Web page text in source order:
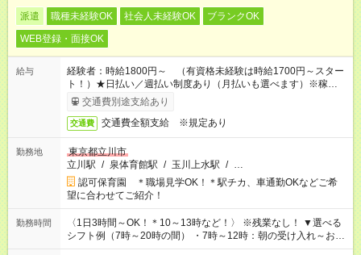
派遣 職種未経験OK 社会人未経験OK
ブランクOK
WEB登録・面接OK
給与
経験者：時給1800円～ （有資格未経験は時給1700円～スター
ト！）★日払い／週払い制度あり（月払いも選べます）※稼働開
始時は手続き完了次第のお支払いとなります★フルタイムできる
方は100円アップ！
交通費別途支給あり
交通費 交通費全額支給 ※規定あり
勤務地
東京都立川市
立川駅 / 泉体育館駅 / 玉川上水駅 / …
認可保育園 ＊職場見学OK！＊駅チカ、車通勤OKなどご希
望に合わせてご紹介！
勤務時間
〈1日3時間～OK！＊10～13時など！〉 ※残業なし！ ▼選べる
シフト例（7時～20時の間） ・7時～12時：朝の受け入れ～お昼
の準備 ・10時～13時：園児の見守り～お昼の補助 ・9時～16